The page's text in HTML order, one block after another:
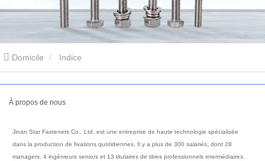
Domicile Indice
À propos de nous
Jinan Star Fasteners Co., Ltd. est une entreprise de haute technologie spécialisée
dans la production de fixations quotidiennes. Il y a plus de 300 salariés, dont 28
managers, 4 ingénieurs seniors et 13 titulaires de titres professionnels intermédiaires.